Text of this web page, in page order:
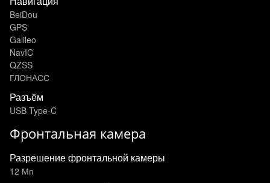
BeiDou
GPS
Galileo
NavIC
QZSS
ГЛОНАСС
Разъём
USB Type-C
Фронтальная камера
Разрешение фронтальной камеры
12 Мп